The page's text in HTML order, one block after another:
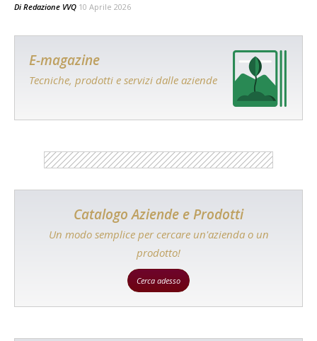
Di Redazione VVQ 10 Aprile 2026
E-magazine
Tecniche, prodotti e servizi dalle aziende
Catalogo Aziende e Prodotti
Un modo semplice per cercare un'azienda o un
prodotto!
Cerca adesso